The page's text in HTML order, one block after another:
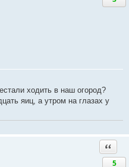
ходить в наш огород?
яиц, а утром на глазах у
5